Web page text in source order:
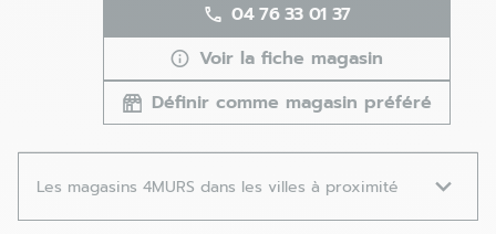
04 76 33 01 37
Voir la fiche magasin
Définir comme magasin préféré
Les magasins 4MURS dans les villes à proximité